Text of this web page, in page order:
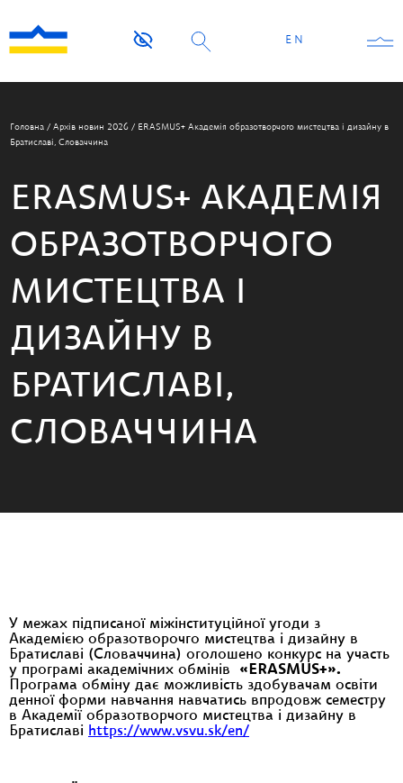
EN
Головна / Архів новин 2026 / ERASMUS+ Академія образотворчого мистецтва і дизайну в
Братиславі, Словаччина
ERASMUS+ АКАДЕМІЯ
ОБРАЗОТВОРЧОГО
МИСТЕЦТВА І
ДИЗАЙНУ В
БРАТИСЛАВІ,
СЛОВАЧЧИНА
У межах підписаної міжінституційної угоди з
Академією образотворочго мистецтва і дизайну в
Братиславі (Словаччина) оголошено конкурс на участь
у програмі академічних обмінів
« ERASMUS+».
Програма обміну дає можливість здобувачам освіти
денної форми навчання навчатись впродовж семестру
в Академії образотворчого мистецтва і дизайну в
Братиславі https://www.vsvu.sk/en/